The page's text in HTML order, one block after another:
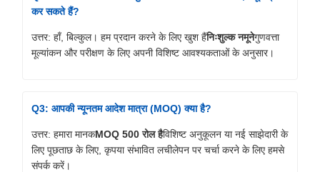
कर सकते हैं?
उत्तर: हाँ, बिल्कुल। हम प्रदान करने के लिए खुश हैंनिःशुल्क नमूनेगुणवत्ता
मूल्यांकन और परीक्षण के लिए अपनी विशिष्ट आवश्यकताओं के अनुसार।
Q3: आपकी न्यूनतम आदेश मात्रा (MOQ) क्या है?
उत्तर: हमारा मानकMOQ 500 रोल हैविशिष्ट अनुकूलन या नई साझेदारी के
लिए पूछताछ के लिए, कृपया संभावित लचीलेपन पर चर्चा करने के लिए हमसे
संपर्क करें।